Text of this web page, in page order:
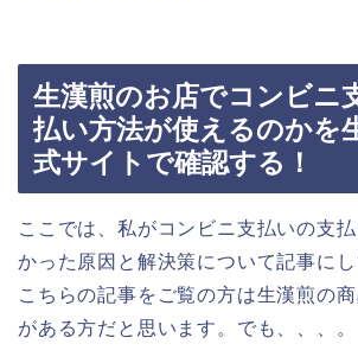
生漢煎のお店でコンビニ
払い方法が使えるのかを
式サイトで確認する！
ここでは、私がコンビニ支払いの支
かった原因と解決策について記事にし
こちらの記事をご覧の方は生漢煎の
がある方だと思います。でも、、、。